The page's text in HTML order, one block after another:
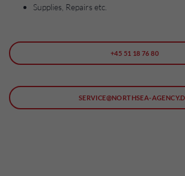
Supplies, Repairs etc.
+45 51 18 76 80
SERVICE@NORTHSEA-